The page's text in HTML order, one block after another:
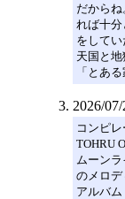
だから
れば十分
をして
天国と
「とあ
2026/
コンピ
TOHRU
ムーン
のメロデ
アルバム